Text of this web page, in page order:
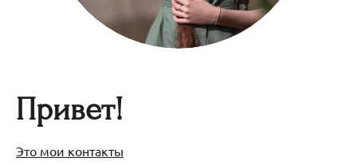
Привет!
Это мои контакты